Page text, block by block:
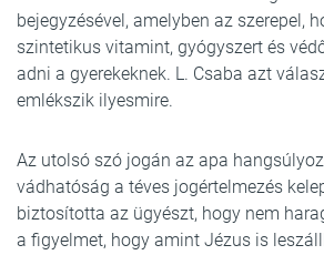
bejegyzésével, amelyben az szerepel,
szintetikus vitamint, gyógyszert és
adni a gyerekeknek. L. Csaba azt
emlékszik ilyesmire.
Az utolsó szó jogán az apa
vádhatóság a téves jogértelmezés
biztosította az ügyészt, hogy nem
a figyelmet, hogy amint Jézus is